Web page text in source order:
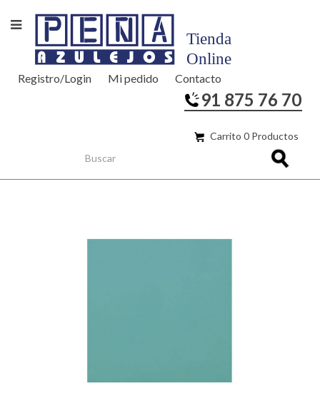
Registro/Login Mi pedido Contacto
91 875 76 70
Carrito 0 Productos